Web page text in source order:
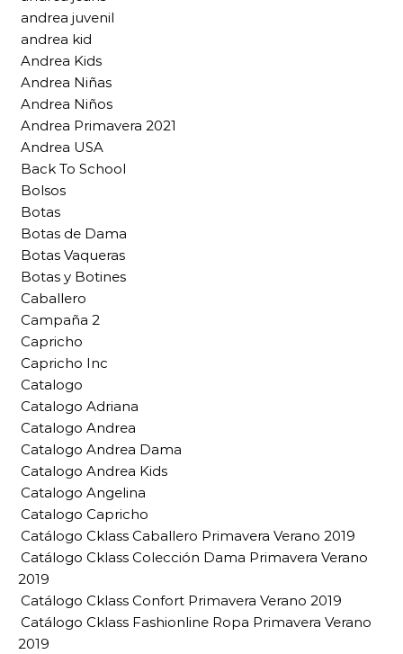
andrea juvenil
andrea kid
Andrea Kids
Andrea Niñas
Andrea Niños
Andrea Primavera 2021
Andrea USA
Back To School
Bolsos
Botas
Botas de Dama
Botas Vaqueras
Botas y Botines
Caballero
Campaña 2
Capricho
Capricho Inc
Catalogo
Catalogo Adriana
Catalogo Andrea
Catalogo Andrea Dama
Catalogo Andrea Kids
Catalogo Angelina
Catalogo Capricho
Catálogo Cklass Caballero Primavera Verano 2019
Catálogo Cklass Colección Dama Primavera Verano
2019
Catálogo Cklass Confort Primavera Verano 2019
Catálogo Cklass Fashionline Ropa Primavera Verano
2019